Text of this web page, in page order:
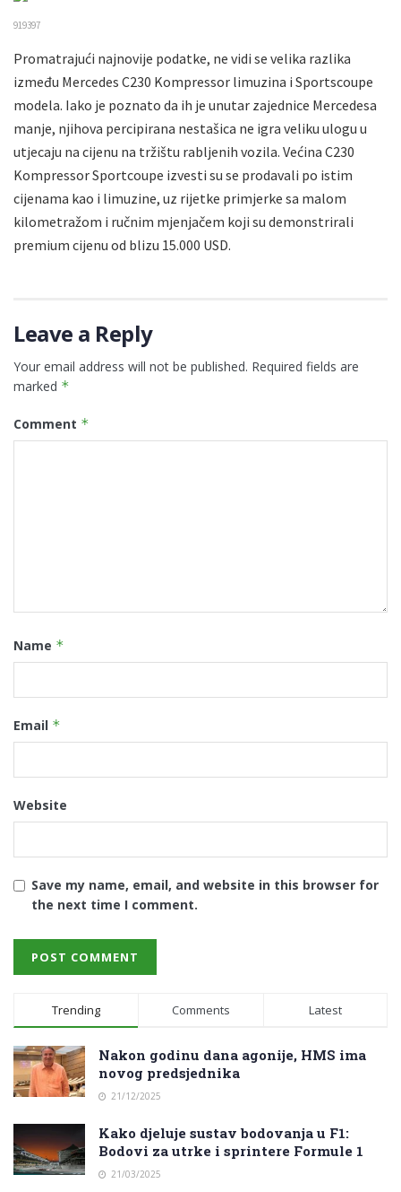
919397
Promatrajući najnovije podatke, ne vidi se velika razlika
između Mercedes C230 Kompressor limuzina i Sportscoupe
modela. Iako je poznato da ih je unutar zajednice Mercedesa
manje, njihova percipirana nestašica ne igra veliku ulogu u
utjecaju na cijenu na tržištu rabljenih vozila. Većina C230
Kompressor Sportcoupe izvesti su se prodavali po istim
cijenama kao i limuzine, uz rijetke primjerke sa malom
kilometražom i ručnim mjenjačem koji su demonstrirali
premium cijenu od blizu 15.000 USD.
Leave a Reply
Your email address will not be published. Required fields are
marked *
Comment *
Name *
Email *
Website
Save my name, email, and website in this browser for
the next time I comment.
Trending Comments Latest
Nakon godinu dana agonije, HMS ima
novog predsjednika
21/12/2025
Kako djeluje sustav bodovanja u F1:
Bodovi za utrke i sprintere Formule 1
21/03/2025